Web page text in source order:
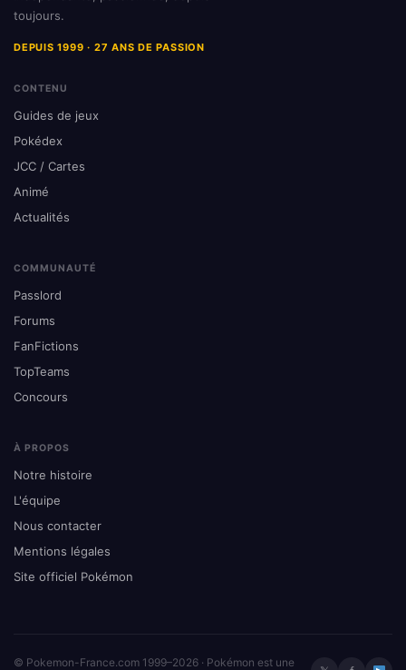
toujours.
DEPUIS 1999 · 27 ANS DE PASSION
CONTENU
Guides de jeux
Pokédex
JCC / Cartes
Animé
Actualités
COMMUNAUTÉ
Passlord
Forums
FanFictions
TopTeams
Concours
À PROPOS
Notre histoire
L'équipe
Nous contacter
Mentions légales
Site officiel Pokémon
© Pokemon-France.com 1999–2026 · Pokémon est une